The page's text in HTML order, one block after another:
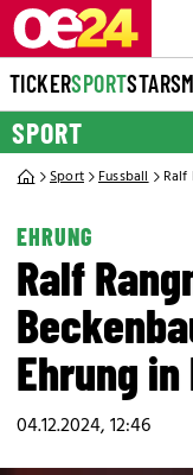
TICKERSPORTSTARS
SPORT
Sport Fussball
EHRUNG
Ralf
Ehrung in
04.12.2024, 12:46